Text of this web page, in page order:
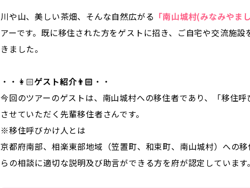
川や山、美しい茶畑、そんな自然広がる 「南山城村(みなみやま
アーです。既に移住された方をゲストに招き、ご自宅や交流施
きました。
・・👩🏻ゲスト紹介👨🏻 ・・
今回のツアーのゲストは、南山城村への移住者であり、「移住
させていただく先輩移住者さんです。
※移住呼びかけ人とは
京都府南部、相楽東部地域（笠置町、和束町、南山城村）への
らの相談に適切な説明及び助言ができる方を府が認定しています。